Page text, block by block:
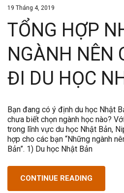
19 Tháng 4, 2019
TỔNG HỢP
NGÀNH NÊN
ĐI DU HỌC
Bạn đang có ý định du học Nhật
chưa biết chọn ngành học nào?
trong lĩnh vực du học Nhật Bản,
hợp cho các bạn “Những ngành
Bản”. 1) Du học Nhật Bản
CONTINUE READING